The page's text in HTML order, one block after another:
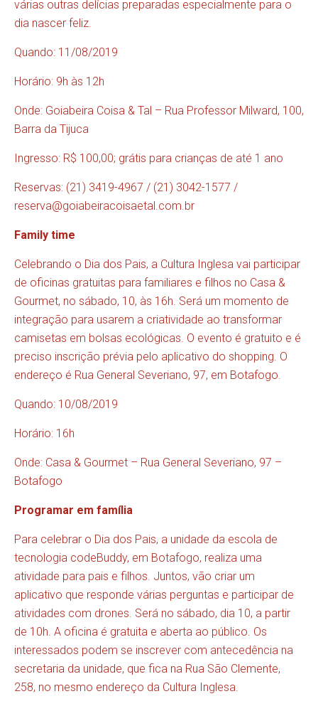
várias outras delícias preparadas especialmente para o
dia nascer feliz.
Quando: 11/08/2019
Horário: 9h às 12h
Onde: Goiabeira Coisa & Tal – Rua Professor Milward, 100,
Barra da Tijuca
Ingresso: R$ 100,00; grátis para crianças de até 1 ano
Reservas: (21) 3419-4967 / (21) 3042-1577 /
reserva@goiabeiracoisaetal.com.br
Family time
Celebrando o Dia dos Pais, a Cultura Inglesa vai participar
de oficinas gratuitas para familiares e filhos no Casa &
Gourmet, no sábado, 10, às 16h. Será um momento de
integração para usarem a criatividade ao transformar
camisetas em bolsas ecológicas. O evento é gratuito e é
preciso inscrição prévia pelo aplicativo do shopping. O
endereço é Rua General Severiano, 97, em Botafogo.
Quando: 10/08/2019
Horário: 16h
Onde: Casa & Gourmet – Rua General Severiano, 97 –
Botafogo
Programar em família
Para celebrar o Dia dos Pais, a unidade da escola de
tecnologia codeBuddy, em Botafogo, realiza uma
atividade para pais e filhos. Juntos, vão criar um
aplicativo que responde várias perguntas e participar de
atividades com drones. Será no sábado, dia 10, a partir
de 10h. A oficina é gratuita e aberta ao público. Os
interessados podem se inscrever com antecedência na
secretaria da unidade, que fica na Rua São Clemente,
258, no mesmo endereço da Cultura Inglesa.